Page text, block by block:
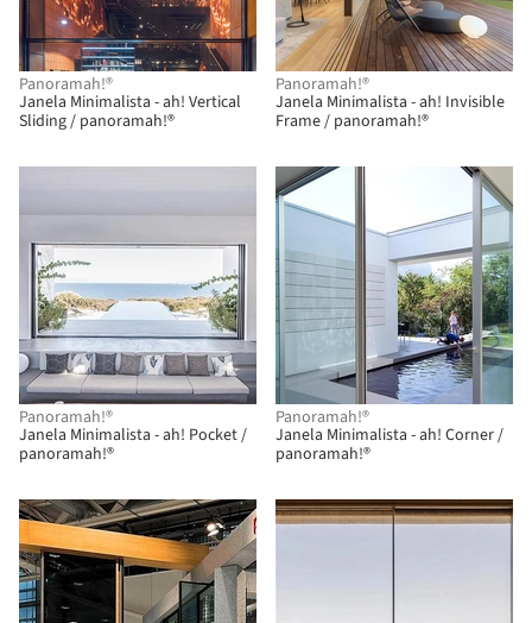
Panoramah!®
Janela Minimalista - ah! Vertical
Sliding / panoramah!®
Panoramah!®
Janela Minimalista - ah! Invisible
Frame / panoramah!®
Panoramah!®
Janela Minimalista - ah! Pocket /
panoramah!®
Panoramah!®
Janela Minimalista - ah! Corner /
panoramah!®